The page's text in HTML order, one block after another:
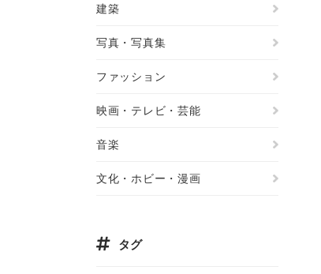
建築
写真・写真集
ファッション
映画・テレビ・芸能
音楽
文化・ホビー・漫画
タグ